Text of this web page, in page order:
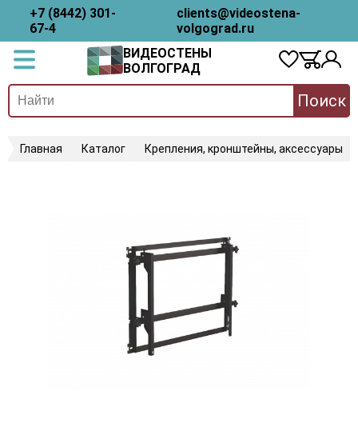
+7 (8442) 301-
67-4
clients@videostena-
volgograd.ru
ВИДЕОСТЕНЫ
ВОЛГОГРАД
Поиск
Главная Каталог Крепления, кронштейны, аксессуары